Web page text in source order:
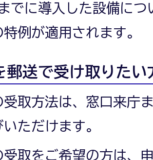
でに導入した設備に
例が適用されます。
郵送で受け取りたい
受取方法は、窓口来庁
ただけます。
受取をご希望の方は、